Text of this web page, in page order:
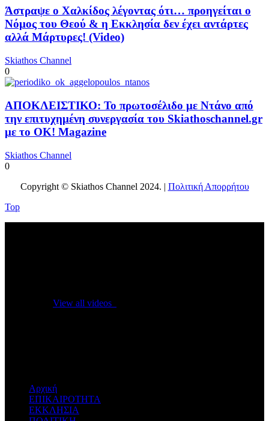
Άστραψε ο Χαλκίδος λέγοντας ότι… προηγείται ο
Νόμος του Θεού & η Εκκλησία δεν έχει αντάρτες
αλλά Μάρτυρες! (Video)
Skiathos Channel
0
ΑΠΟΚΛΕΙΣΤΙΚΟ: Το πρωτοσέλιδο με Ντάνο από
την επιτυχημένη συνεργασία του Skiathoschannel.gr
με το OK! Magazine
Skiathos Channel
0
Copyright © Skiathos Channel 2024. | Πολιτική Απορρήτου
Top
View all videos
Αρχική
ΕΠΙΚΑΙΡΟΤΗΤΑ
ΕΚΚΛΗΣΙΑ